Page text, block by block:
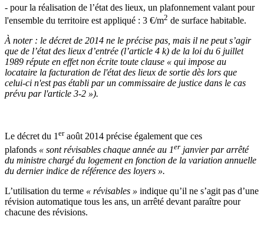
- pour la réalisation de l’état des lieux, un plafonnement valant pour
l'ensemble du territoire est appliqué : 3 €/m2 de surface habitable.
À noter : le décret de 2014 ne le précise pas, mais il ne peut s’agir
que de l’état des lieux d’entrée (l’article 4 k) de la loi du 6 juillet
1989 répute en effet non écrite toute clause « qui impose au
locataire la facturation de l'état des lieux de sortie dès lors que
celui-ci n'est pas établi par un commissaire de justice dans le cas
prévu par l'article 3-2 »).
Le décret du 1eraoût 2014 précise également que ces
plafonds « sont révisables chaque année au 1er janvier par arrêté
du ministre chargé du logement en fonction de la variation annuelle
du dernier indice de référence des loyers ».
L’utilisation du terme « révisables » indique qu’il ne s’agit pas d’une
révision automatique tous les ans, un arrêté devant paraître pour
chacune des révisions.